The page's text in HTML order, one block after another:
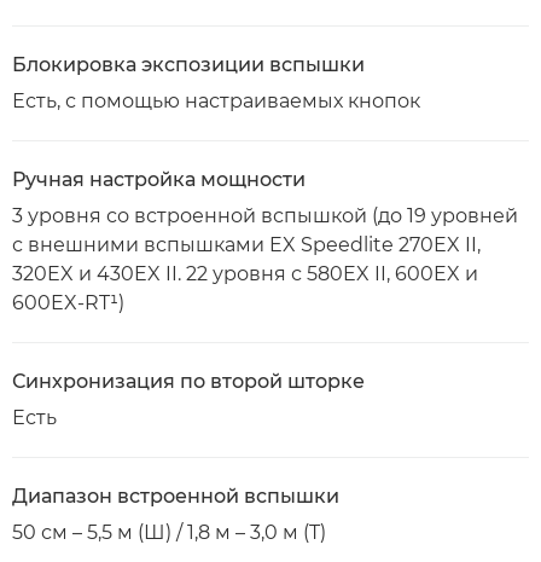
Блокировка экспозиции вспышки
Есть, с помощью настраиваемых кнопок
Ручная настройка мощности
3 уровня со встроенной вспышкой (до 19 уровней
с внешними вспышками EX Speedlite 270EX II,
320EX и 430EX II. 22 уровня с 580EX II, 600EX и
600EX-RT¹)
Синхронизация по второй шторке
Есть
Диапазон встроенной вспышки
50 см – 5,5 м (Ш) / 1,8 м – 3,0 м (T)